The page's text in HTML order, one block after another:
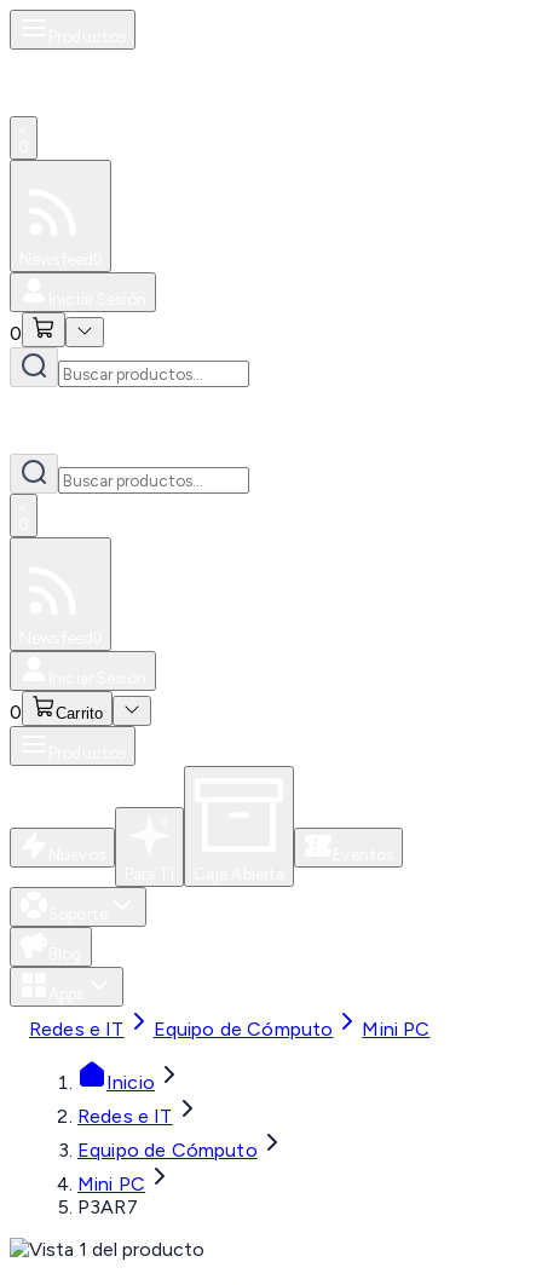
0
0 Carrito
Redes e IT Equipo de Cómputo Mini PC
Inicio
Redes e IT
Equipo de Cómputo
Mini PC
P3AR7